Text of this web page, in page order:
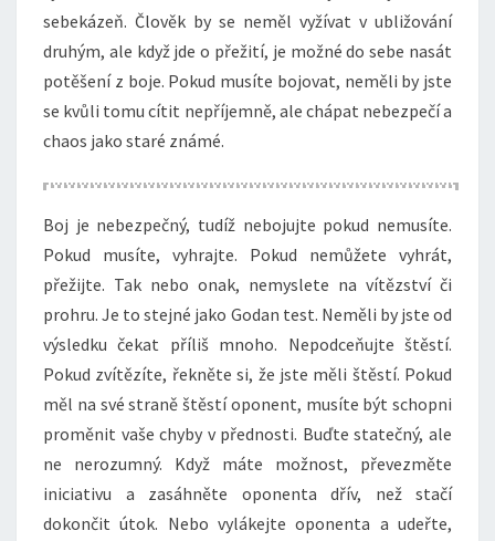
sebekázeň. Člověk by se neměl vyžívat v ubližování
druhým, ale když jde o přežití, je možné do sebe nasát
potěšení z boje. Pokud musíte bojovat, neměli by jste
se kvůli tomu cítit nepříjemně, ale chápat nebezpečí a
chaos jako staré známé.
Boj je nebezpečný, tudíž nebojujte pokud nemusíte.
Pokud musíte, vyhrajte. Pokud nemůžete vyhrát,
přežijte. Tak nebo onak, nemyslete na vítězství či
prohru. Je to stejné jako Godan test. Neměli by jste od
výsledku čekat příliš mnoho. Nepodceňujte štěstí.
Pokud zvítězíte, řekněte si, že jste měli štěstí. Pokud
měl na své straně štěstí oponent, musíte být schopni
proměnit vaše chyby v přednosti. Buďte statečný, ale
ne nerozumný. Když máte možnost, převezměte
iniciativu a zasáhněte oponenta dřív, než stačí
dokončit útok. Nebo vylákejte oponenta a udeřte,